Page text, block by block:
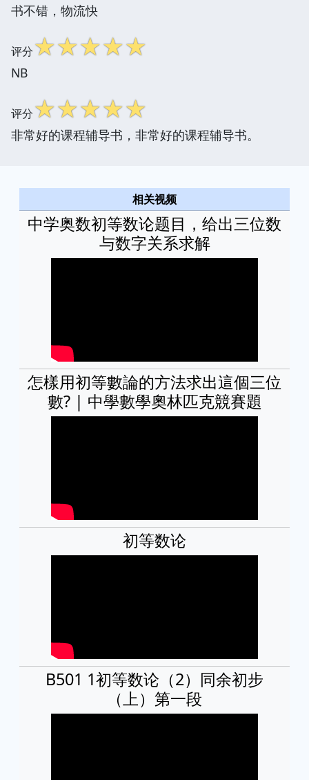
书不错，物流快
评分☆☆☆☆☆
NB
评分☆☆☆☆☆
非常好的课程辅导书，非常好的课程辅导书。
相关视频
中学奥数初等数论题目，给出三位数
与数字关系求解
怎樣用初等數論的方法求出這個三位
數? | 中學數學奧林匹克競賽題
初等数论
B501 1初等数论（2）同余初步
（上）第一段